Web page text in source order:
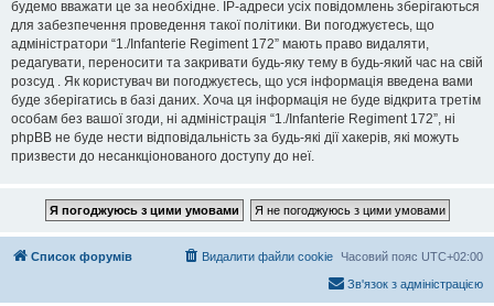
будемо вважати це за необхідне. IP-адреси усіх повідомлень зберігаються
для забезпечення проведення такої політики. Ви погоджуєтесь, що
адміністратори “1./Infanterie Regiment 172” мають право видаляти,
редагувати, переносити та закривати будь-яку тему в будь-який час на свій
розсуд . Як користувач ви погоджуєтесь, що уся інформація введена вами
буде зберігатись в базі даних. Хоча ця інформація не буде відкрита третім
особам без вашої згоди, ні адміністрація “1./Infanterie Regiment 172”, ні
phpBB не буде нести відповідальність за будь-які дії хакерів, які можуть
призвести до несанкціонованого доступу до неї.
Список форумів Часовий пояс UTC+02:00
Видалити файли cookie
Зв'язок з адміністрацією